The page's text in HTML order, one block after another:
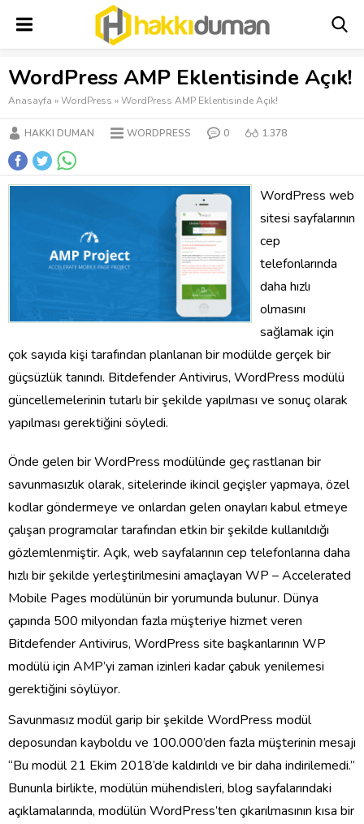
WordPress AMP Eklentisinde Açık!
Anasayfa »WordPress »WordPress AMP Eklentisinde Açık!
HAKKI DUMAN WORDPRESS 0 1.378
WordPress web
sitesi sayfalarının
cep
telefonlarında
daha hızlı
olmasını
sağlamak için
çok sayıda kişi tarafından planlanan bir modülde gerçek bir
güçsüzlük tanındı. Bitdefender Antivirus, WordPress modülü
güncellemelerinin tutarlı bir şekilde yapılması ve sonuç olarak
yapılması gerektiğini söyledi.
Önde gelen bir WordPress modülünde geç rastlanan bir
savunmasızlık olarak, sitelerinde ikincil geçişler yapmaya, özel
kodlar göndermeye ve onlardan gelen onayları kabul etmeye
çalışan programcılar tarafından etkin bir şekilde kullanıldığı
gözlemlenmiştir. Açık, web sayfalarının cep telefonlarına daha
hızlı bir şekilde yerleştirilmesini amaçlayan WP – Accelerated
Mobile Pages modülünün bir yorumunda bulunur. Dünya
çapında 500 milyondan fazla müşteriye hizmet veren
Bitdefender Antivirus, WordPress site başkanlarının WP
modülü için AMP’yi zaman izinleri kadar çabuk yenilemesi
gerektiğini söylüyor.
Savunmasız modül garip bir şekilde WordPress modül
deposundan kayboldu ve 100.000’den fazla müşterinin mesajı
“Bu modül 21 Ekim 2018’de kaldırıldı ve bir daha indirilemedi.”
Bununla birlikte, modülün mühendisleri, blog sayfalarındaki
açıklamalarında, modülün WordPress’ten çıkarılmasının kısa bir